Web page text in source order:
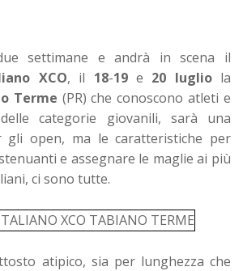
settimane e andrà in scena il
XCO, il 18-19e 20 lugliola
Terme (PR) che conoscono atleti e
categorie giovanili, sarà una
gli open, ma le caratteristiche per
e assegnare le maglie ai più
ci sono tutte.
atipico, sia per lunghezza che